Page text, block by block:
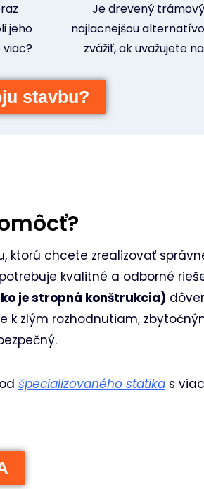
jeho
Je drevený
najlacnejšou
zvážiť, ak uvažujete
stavbu?
chcete zrealizovať
kvalitné a odborné
je stropná konštrukcia)
zlým rozhodnutiam,
špecializovaného statika s